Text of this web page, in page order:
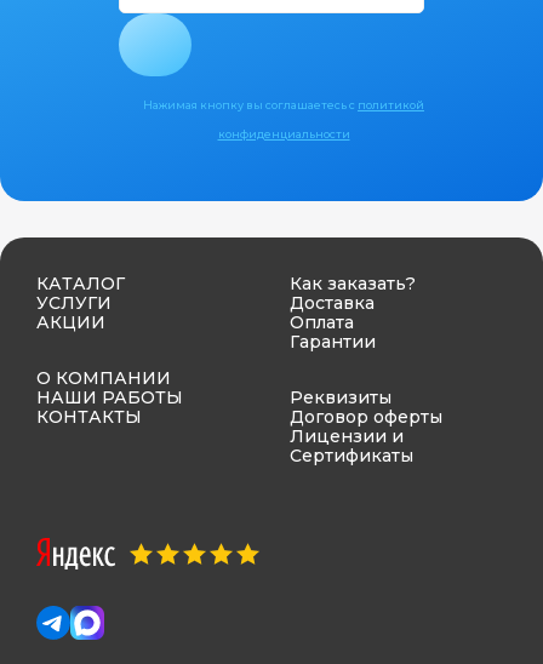
Нажимая кнопку вы соглашаетесь с политикой
конфиденциальности
КАТАЛОГ
УСЛУГИ
АКЦИИ
О КОМПАНИИ
НАШИ РАБОТЫ
КОНТАКТЫ
Как заказать?
Доставка
Оплата
Гарантии
Реквизиты
Договор оферты
Лицензии и
Сертификаты